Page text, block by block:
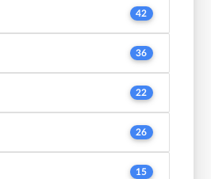
42
36
22
26
15